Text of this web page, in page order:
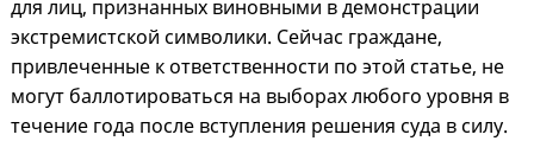
для лиц, признанных виновными в демонстрации
экстремистской символики. Сейчас граждане,
привлеченные к ответственности по этой статье, не
могут баллотироваться на выборах любого уровня в
течение года после вступления решения суда в силу.